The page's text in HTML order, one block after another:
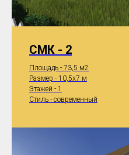
СМК - 2
Площадь - 73,5 м2
Размер - 10,5x7 м
Этажей - 1
Стиль - современный